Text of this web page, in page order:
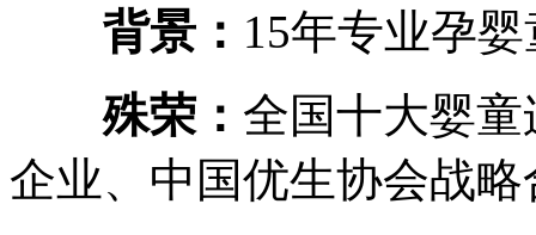
背景： 15年专业孕
殊荣： 全国十大婴
企业、中国优生协会战